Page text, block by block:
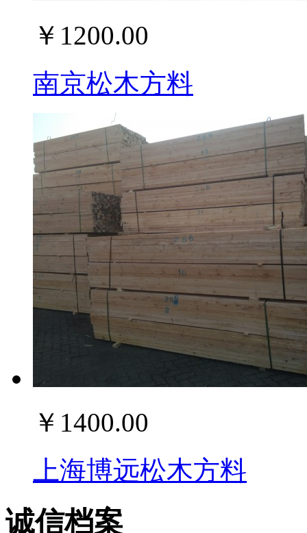
￥1200.00
南京松木方料
￥1400.00
上海博远松木方料
诚信档案